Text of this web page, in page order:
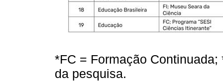
*FC = Formação
da pesquisa.